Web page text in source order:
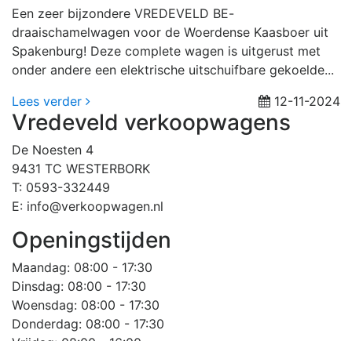
Een zeer bijzondere VREDEVELD BE-
draaischamelwagen voor de Woerdense Kaasboer uit
Spakenburg! Deze complete wagen is uitgerust met
onder andere een elektrische uitschuifbare gekoelde...
Lees verder
12-11-2024
Vredeveld verkoopwagens
De Noesten 4
9431 TC WESTERBORK
T: 0593-332449
E: info@verkoopwagen.nl
Openingstijden
Maandag: 08:00 - 17:30
Dinsdag: 08:00 - 17:30
Woensdag: 08:00 - 17:30
Donderdag: 08:00 - 17:30